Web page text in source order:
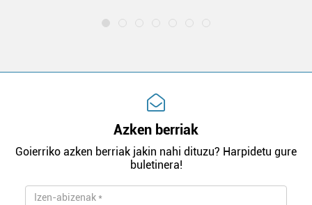
Azken berriak
Goierriko azken berriak jakin nahi dituzu? Harpidetu gure
buletinera!